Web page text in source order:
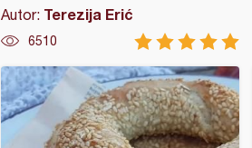
Autor: Terezija Erić
6510